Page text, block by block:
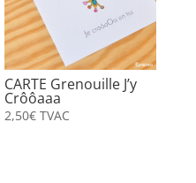
CARTE Grenouille J’y
Crôôaaa
2,50€ TVAC